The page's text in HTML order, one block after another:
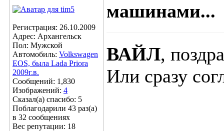
Регистрация: 26.10.2009
Адрес: Архангельск
Пол: Мужской
Автомобиль: Volkswagen
EOS, была Lada Priora
2009г.в.
Сообщений: 1,830
Изображений: 4
Сказал(а) спасибо: 5
Поблагодарили 43 раз(а)
в 32 сообщениях
Вес репутации: 18
машинами...
ВАЙЛ,
Или сразу